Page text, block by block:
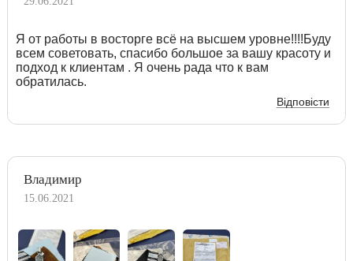
Я от работы в восторге всё на высшем уровне!!!!Буду
всем советовать, спасибо большое за вашу красоту и
подход к клиентам . Я очень рада что к вам
обратилась.
Відповісти
Владимир
15.06.2021